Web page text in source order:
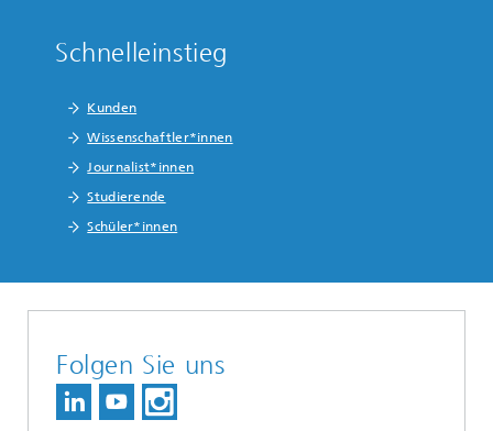
Schnelleinstieg
Kunden
Wissenschaftler*innen
Journalist*innen
Studierende
Schüler*innen
Folgen Sie uns